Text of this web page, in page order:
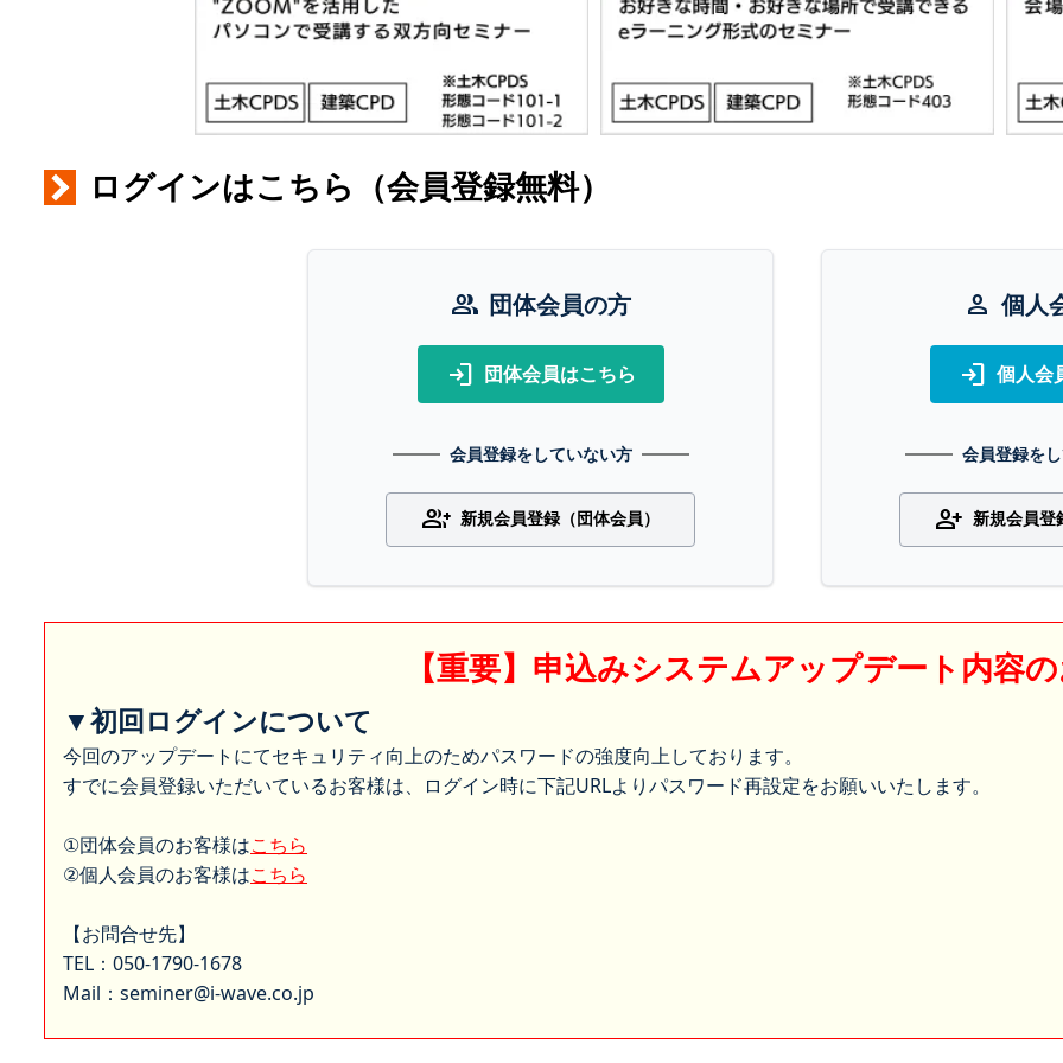
ログインはこちら（会員登録無料）
group 団体会員の方
login 団体会員はこちら
会員登録をしていない方
group_add 新規会員登録（団体会員）
person 個人
login 個人会
会員登録を
person_add 新規会員登
【重要】申込みシステムアップデート内容
▼初回ログインについて
今回のアップデートにてセキュリティ向上のためパスワードの強度向上しております。
すでに会員登録いただいているお客様は、ログイン時に下記URLよりパスワード再設定をお願いいたします。
①団体会員のお客様はこちら
②個人会員のお客様はこちら
【お問合せ先】
TEL：050-1790-1678
Mail：seminer@i-wave.co.jp